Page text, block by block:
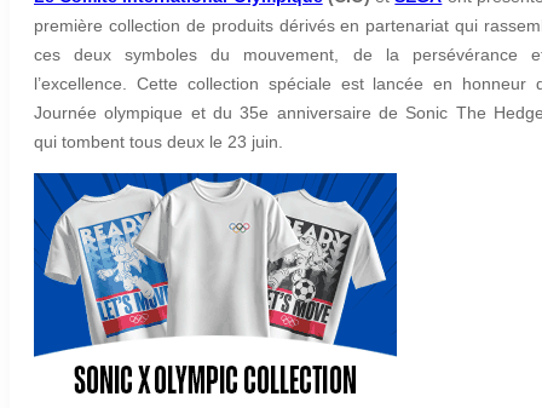
première collection de produits dérivés en partenariat qui
ces deux symboles du mouvement, de la persévérance
l’excellence. Cette collection spéciale est lancée en honneur
Journée olympique et du 35e anniversaire de Sonic The
qui tombent tous deux le 23 juin.